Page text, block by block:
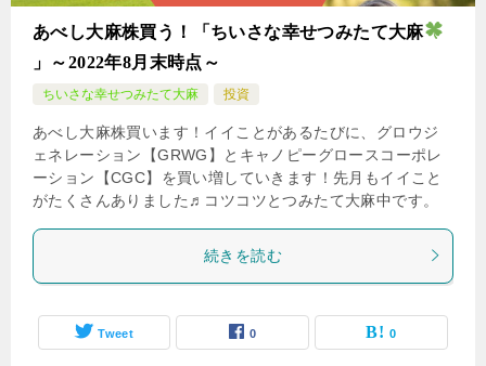
あべし大麻株買う！「ちいさな幸せつみたて大麻
」～2022年8月末時点～
ちいさな幸せつみたて大麻 投資
あべし大麻株買います！イイことがあるたびに、グロウジ
ェネレーション【GRWG】とキャノピーグロースコーポレ
ーション【CGC】を買い増していきます！先月もイイこと
がたくさんありました♬コツコツとつみたて大麻中です。
続きを読む
Tweet 0 0